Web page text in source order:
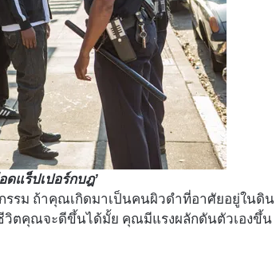
อดแร็ปเปอร์กบฎ’
รม ถ้าคุณเกิดมาเป็นคนผิวดำที่อาศัยอยู่ในดิน
วิตคุณจะดีขึ้นได้มั้ย คุณมีแรงผลักดันตัวเองขึ้น